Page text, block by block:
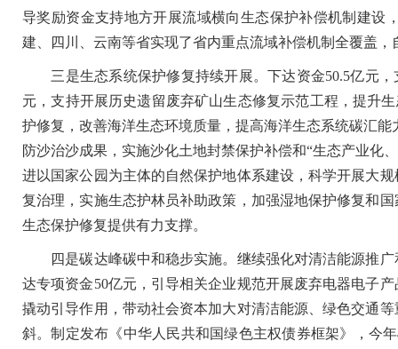
导奖励资金支持地方开展流域横向生态保护补偿机制建设
建、四川、云南等省实现了省内重点流域补偿机制全覆盖
三是生态系统保护修复持续开展。下达资金50.5亿元，
元，支持开展历史遗留废弃矿山生态修复示范工程，提升
护修复，改善海洋生态环境质量，提高海洋生态系统碳汇
防沙治沙成果，实施沙化土地封禁保护补偿和“生态产业化
进以国家公园为主体的自然保护地体系建设，科学开展大
复治理，实施生态护林员补助政策，加强湿地保护修复和
生态保护修复提供有力支撑。
四是碳达峰碳中和稳步实施。继续强化对清洁能源推广
达专项资金50亿元，引导相关企业规范开展废弃电器电子
撬动引导作用，带动社会资本加大对清洁能源、绿色交通
斜。制定发布《中华人民共和国绿色主权债券框架》，今